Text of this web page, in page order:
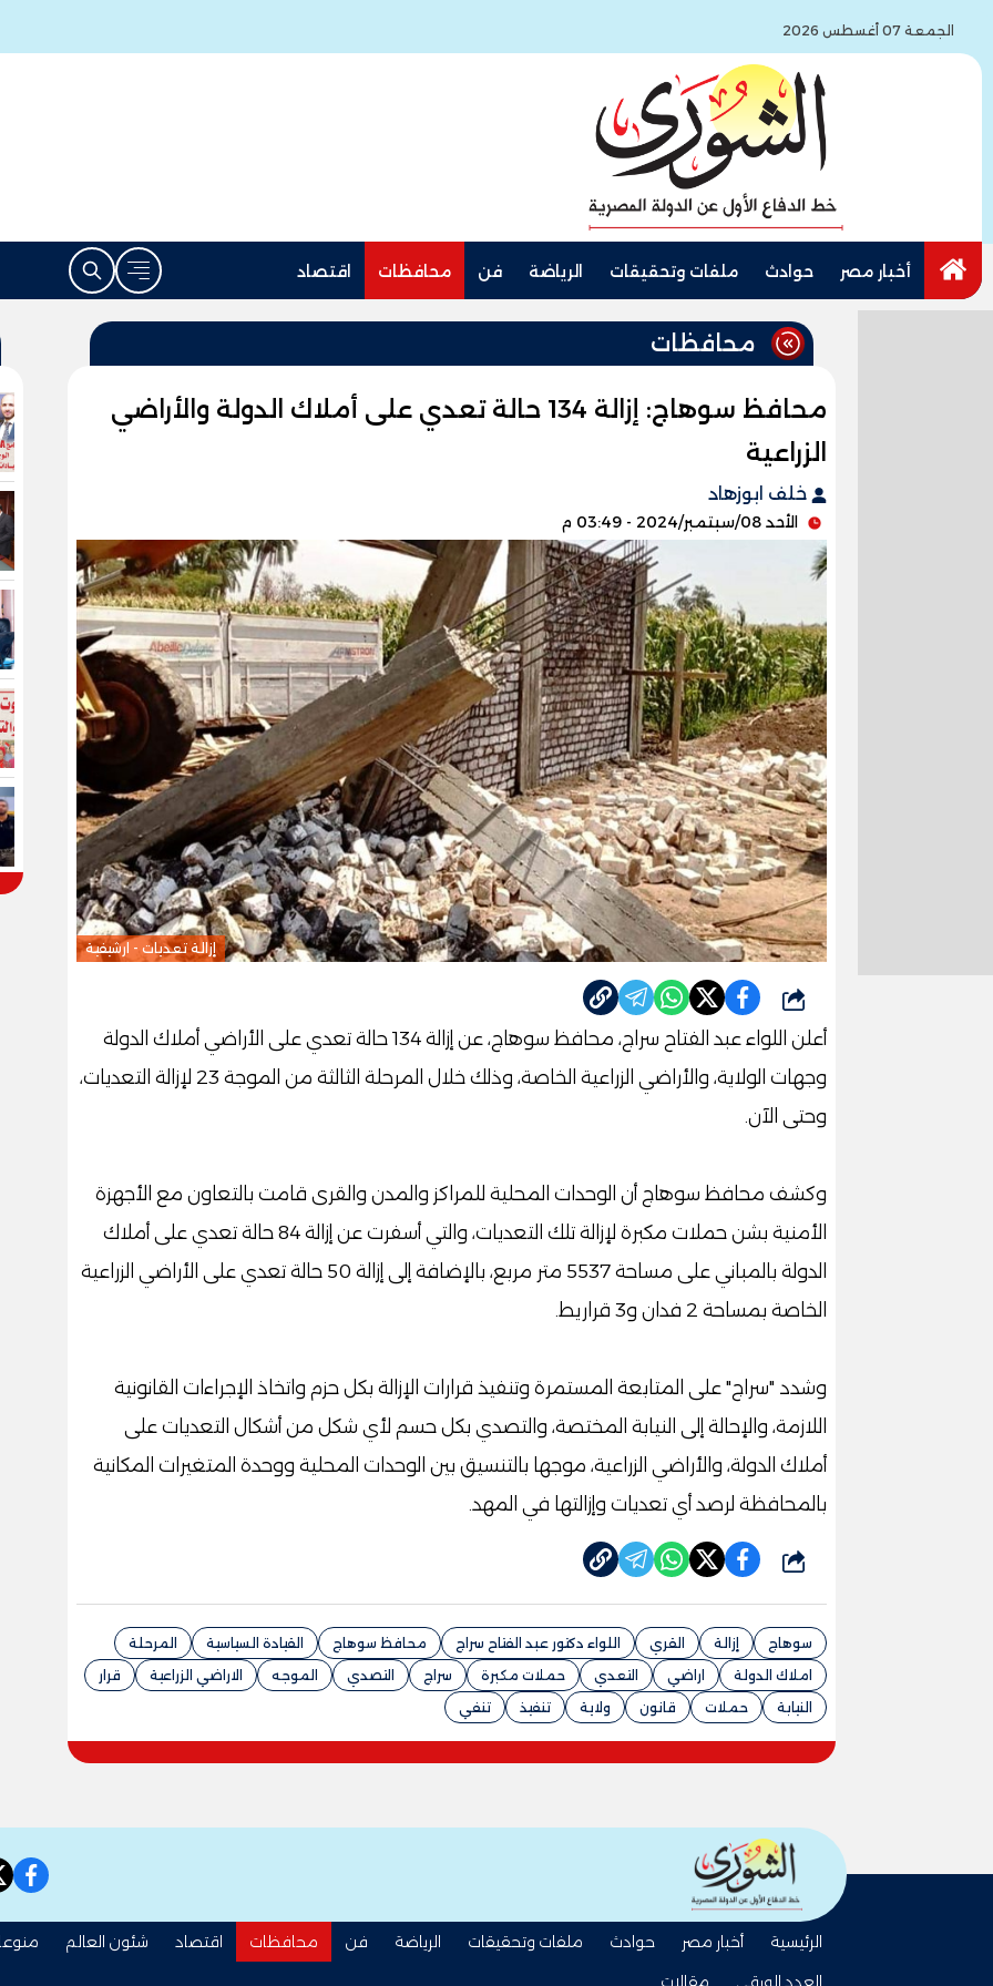
الجمعة 07 أغسطس 2026
أخبار مصر حوادث ملفات وتحقيقات الرياضة فن محافظات اقتصاد
محافظات
محافظ سوهاج: إزالة 134 حالة تعدي على أملاك الدولة والأراضي
الزراعية
خلف ابوزهاد
الأحد 08/سبتمبر/2024 - 03:49 م
إزالة تعديات - ارشيفية
شارك
أعلن اللواء عبد الفتاح سراج، محافظ سوهاج، عن إزالة 134 حالة تعدي على الأراضي أملاك الدولة
وجهات الولاية، والأراضي الزراعية الخاصة، وذلك خلال المرحلة الثالثة من الموجة 23 لإزالة التعديات،
وحتى الآن.
وكشف محافظ سوهاج أن الوحدات المحلية للمراكز والمدن والقرى قامت بالتعاون مع الأجهزة
الأمنية بشن حملات مكبرة لإزالة تلك التعديات، والتي أسفرت عن إزالة 84 حالة تعدي على أملاك
الدولة بالمباني على مساحة 5537 متر مربع، بالإضافة إلى إزالة 50 حالة تعدي على الأراضي الزراعية
الخاصة بمساحة 2 فدان و3 قراريط.
وشدد "سراج" على المتابعة المستمرة وتنفيذ قرارات الإزالة بكل حزم واتخاذ الإجراءات القانونية
اللازمة، والإحالة إلى النيابة المختصة، والتصدي بكل حسم لأي شكل من أشكال التعديات على
أملاك الدولة، والأراضي الزراعية، موجها بالتنسيق بين الوحدات المحلية ووحدة المتغيرات المكانية
بالمحافظة لرصد أي تعديات وإزالتها في المهد.
شارك
سوهاج إزالة القري اللواء دكتور عبد الفتاح سراج محافظ سوهاج القيادة السياسية
المرحلة
املاك الدولة
اراضي التعدي حملات مكبرة سراج التصدي الموجه الاراضي الزراعية
قرار
النيابة
حملات قانون ولاية تنفيذ تنفي
الرئيسية أخبار مصر حوادث ملفات وتحقيقات الرياضة فن محافظات اقتصاد شئون العالم
العدد الورقي
مقالات